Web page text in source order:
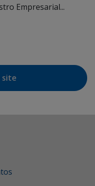
Empresarial...
site